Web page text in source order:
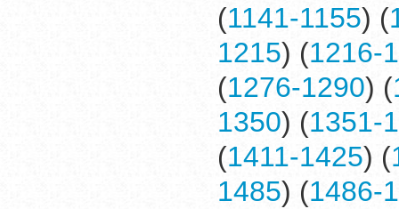
(1141-1155) (
1215) (1216-
(1276-1290) (
1350) (1351-
(1411-1425) (
1485) (1486-